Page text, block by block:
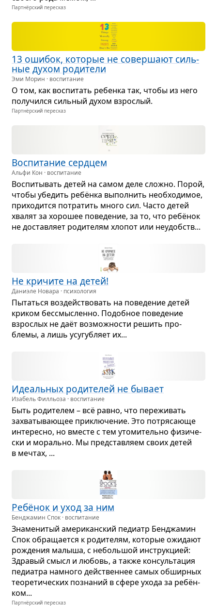
Партнёрский пересказ
13 оши­бок, кото­рые не совер­шают силь­
ные духом роди­тели
Эми Морин · воспитание
О том, как вос­пи­тать ребенка так, чтобы из него
полу­чился силь­ный духом взрос­лый.
Партнёрский пересказ
Вос­пи­та­ние серд­цем
Альфи Кон · воспитание
Вос­пи­ты­вать детей на самом деле сложно. Порой,
чтобы убе­дить ребёнка выпол­нить необ­хо­ди­мое,
при­хо­дится потра­тить много сил. Часто детей
хва­лят за хоро­шее пове­де­ние, за то, что ребёнок
не достав­ляет роди­те­лям хло­пот или неудобств...
Не кри­чите на детей!
Даниэле Новара · психология
Пытаться воз­действо­вать на пове­де­ние детей
кри­ком бес­смыс­ленно. Подоб­ное пове­де­ние
взрос­лых не даёт воз­мож­но­сти решить про­
блемы, а лишь усу­губ­ляет их...
Иде­аль­ных роди­те­лей не бывает
Изабель Филльоза · воспитание
Быть роди­те­лем – всё равно, что пере­жи­вать
захва­ты­ва­ю­щее при­клю­че­ние. Это потря­са­юще
инте­ресно, но вме­сте с тем уто­ми­тельно физи­че­
ски и морально. Мы пред­став­ляем своих детей
в меч­тах, ...
Ребёнок и уход за ним
Бенджамин Спок · воспитание
Зна­ме­ни­тый аме­ри­кан­ский педи­атр Бен­джа­мин
Спок обра­ща­ется к роди­те­лям, кото­рые ожи­дают
рожде­ния малыша, с неболь­шой инструк­цией:
Здра­вый смысл и любовь, а также кон­суль­та­ция
педи­а­тра намного действен­нее самых обшир­ных
тео­ре­ти­че­ских позна­ний в сфере ухода за ребён­
ком...
Партнёрский пересказ